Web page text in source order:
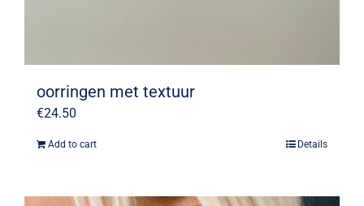
oorringen met textuur
€24.50
Add to cart Details